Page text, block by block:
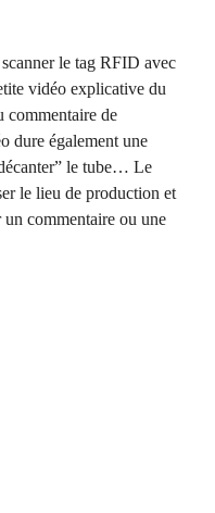
le tag RFID avec
vidéo explicative du
commentaire de
dure également une
le tube… Le
le lieu de production et
commentaire ou une